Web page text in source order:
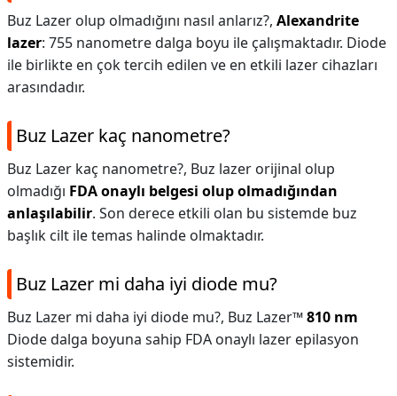
Buz Lazer olup olmadığını nasıl anlarız?, Alexandrite
lazer: 755 nanometre dalga boyu ile çalışmaktadır. Diode
ile birlikte en çok tercih edilen ve en etkili lazer cihazları
arasındadır.
Buz Lazer kaç nanometre?
Buz Lazer kaç nanometre?, Buz lazer orijinal olup
olmadığı FDA onaylı belgesi olup olmadığından
anlaşılabilir. Son derece etkili olan bu sistemde buz
başlık cilt ile temas halinde olmaktadır.
Buz Lazer mi daha iyi diode mu?
Buz Lazer mi daha iyi diode mu?, Buz Lazer™810 nm
Diode dalga boyuna sahip FDA onaylı lazer epilasyon
sistemidir.